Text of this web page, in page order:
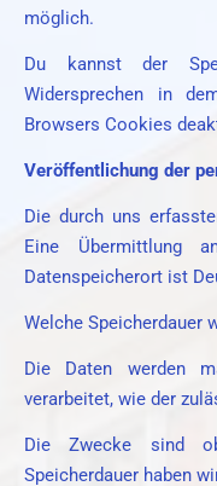
möglich.
Du kannst der
Widersprechen in
Browsers Cookies
Veröffentlichung der
Die durch uns
Eine Übermittlung
Datenspeicherort ist
Welche Speicherdauer
Die Daten werden
verarbeitet, wie der
Die Zwecke sind
Speicherdauer haben